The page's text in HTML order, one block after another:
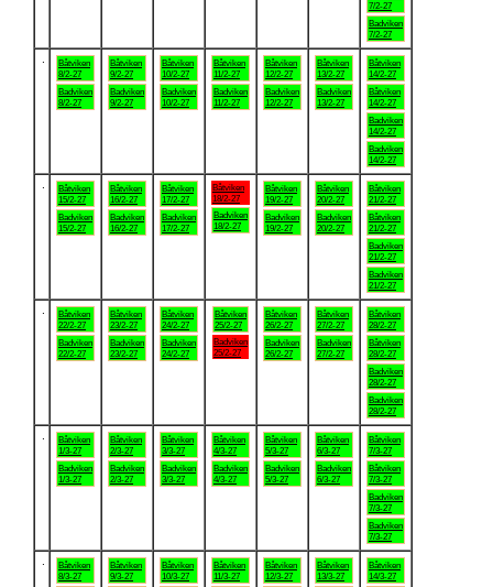
7/2-27
Badviken
7/2-27
Båtviken
8/2-27
Badviken
8/2-27
Båtviken
9/2-27
Badviken
9/2-27
Båtviken
10/2-27
Badviken
10/2-27
Båtviken
11/2-27
Badviken
11/2-27
Båtviken
12/2-27
Badviken
12/2-27
Båtviken
13/2-27
Badviken
13/2-27
Båtviken
14/2-27
Båtviken
14/2-27
Badviken
14/2-27
Badviken
14/2-27
Båtviken
15/2-27
Badviken
15/2-27
Båtviken
16/2-27
Badviken
16/2-27
Båtviken
17/2-27
Badviken
17/2-27
Båtviken
18/2-27
Badviken
18/2-27
Båtviken
19/2-27
Badviken
19/2-27
Båtviken
20/2-27
Badviken
20/2-27
Båtviken
21/2-27
Båtviken
21/2-27
Badviken
21/2-27
Badviken
21/2-27
Båtviken
22/2-27
Badviken
22/2-27
Båtviken
23/2-27
Badviken
23/2-27
Båtviken
24/2-27
Badviken
24/2-27
Båtviken
25/2-27
Badviken
25/2-27
Båtviken
26/2-27
Badviken
26/2-27
Båtviken
27/2-27
Badviken
27/2-27
Båtviken
28/2-27
Båtviken
28/2-27
Badviken
28/2-27
Badviken
28/2-27
Båtviken
1/3-27
Badviken
1/3-27
Båtviken
2/3-27
Badviken
2/3-27
Båtviken
3/3-27
Badviken
3/3-27
Båtviken
4/3-27
Badviken
4/3-27
Båtviken
5/3-27
Badviken
5/3-27
Båtviken
6/3-27
Badviken
6/3-27
Båtviken
7/3-27
Båtviken
7/3-27
Badviken
7/3-27
Badviken
7/3-27
Båtviken
8/3-27
Båtviken
9/3-27
Båtviken
10/3-27
Båtviken
11/3-27
Båtviken
12/3-27
Båtviken
13/3-27
Båtviken
14/3-27